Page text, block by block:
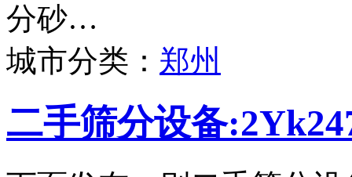
分砂…
城市分类： 郑州
二手筛分设备